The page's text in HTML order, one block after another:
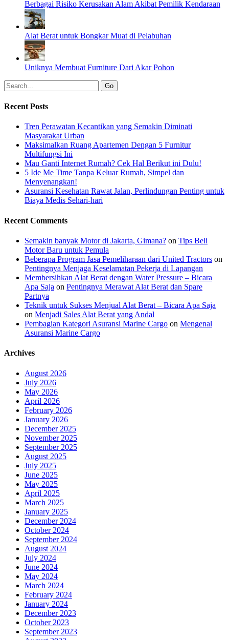
Berbagai Risiko Kerusakan Alam Akibat Pemilik Kendaraan
Alat Berat untuk Bongkar Muat di Pelabuhan
Uniknya Membuat Furniture Dari Akar Pohon
Recent Posts
Tren Perawatan Kecantikan yang Semakin Diminati
Masyarakat Urban
Maksimalkan Ruang Apartemen Dengan 5 Furnitur
Multifungsi Ini
Mau Ganti Internet Rumah? Cek Hal Berikut ini Dulu!
5 Ide Me Time Tanpa Keluar Rumah, Simpel dan
Menyenangkan!
Asuransi Kesehatan Rawat Jalan, Perlindungan Penting untuk
Biaya Medis Sehari-hari
Recent Comments
Semakin banyak Motor di Jakarta, Gimana? on Tips Beli
Motor Baru untuk Pemula
Beberapa Program Jasa Pemeliharaan dari United Tractors on
Pentingnya Menjaga Keselamatan Pekerja di Lapangan
Membersihkan Alat Berat dengan Water Pressure – Bicara
Apa Saja on Pentingnya Merawat Alat Berat dan Spare
Partnya
Teknik untuk Sukses Menjual Alat Berat – Bicara Apa Saja
on Menjadi Sales Alat Berat yang Andal
Pembagian Kategori Asuransi Marine Cargo on Mengenal
Asuransi Marine Cargo
Archives
August 2026
July 2026
May 2026
April 2026
February 2026
January 2026
December 2025
November 2025
September 2025
August 2025
July 2025
June 2025
May 2025
April 2025
March 2025
January 2025
December 2024
October 2024
September 2024
August 2024
July 2024
June 2024
May 2024
March 2024
February 2024
January 2024
December 2023
October 2023
September 2023